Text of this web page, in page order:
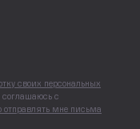
своих персональных
соглашаюсь с
отправлять мне письма